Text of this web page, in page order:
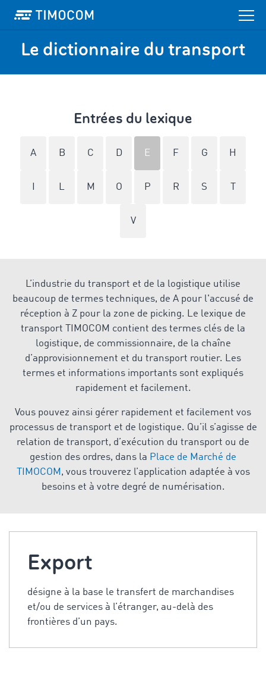
Le dictionnaire du transport
Entrées du lexique
A B C D E F G H
L M O P R S
V
L’industrie du transport et de la logistique utilise
beaucoup de termes techniques, de A pour l'accusé de
réception à Z pour la zone de picking. Le lexique de
transport TIMOCOM contient des termes clés de la
logistique, de commissionnaire, de la chaîne
d’approvisionnement et du transport routier. Les
termes et informations importants sont expliqués
rapidement et facilement.
Vous pouvez ainsi gérer rapidement et facilement vos
processus de transport et de logistique. Qu’il s’agisse de
relation de transport, d’exécution du transport ou de
gestion des ordres, dans la Place de Marché de
TIMOCOM , vous trouverez l’application adaptée à vos
besoins et à votre degré de numérisation.
Export
désigne à la base le transfert de marchandises
et/ou de services à l’étranger, au-delà des
frontières d’un pays.